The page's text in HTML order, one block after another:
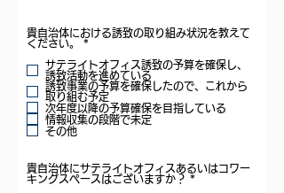
貴自治体における誘致の取り組み状況を教えて
ください。
*
q
u
i
r
e
d
サテライトオフィス誘致の予算を確保し、
誘致活動を進めている
誘致事業の予算を確保したので、これから
取り組む予定
次年度以降の予算確保を目指している
情報収集の段階で未定
その他
貴自治体にサテライトオフィスあるいはコワー
キングスペースはございますか？ *